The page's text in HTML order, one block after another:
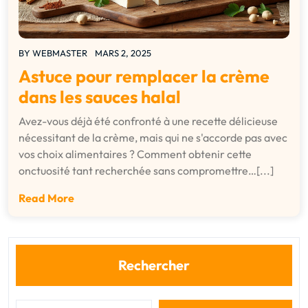
BY WEBMASTER MARS 2, 2025
Astuce pour remplacer la crème
dans les sauces halal
Avez-vous déjà été confronté à une recette délicieuse
nécessitant de la crème, mais qui ne s'accorde pas avec
vos choix alimentaires ? Comment obtenir cette
onctuosité tant recherchée sans compromettre…[...]
Read More
Rechercher